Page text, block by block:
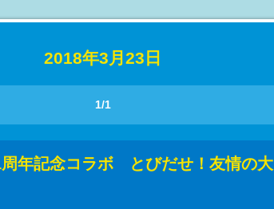
2018年3月23日
1/1
年記念コラボ とびだせ！友情の大